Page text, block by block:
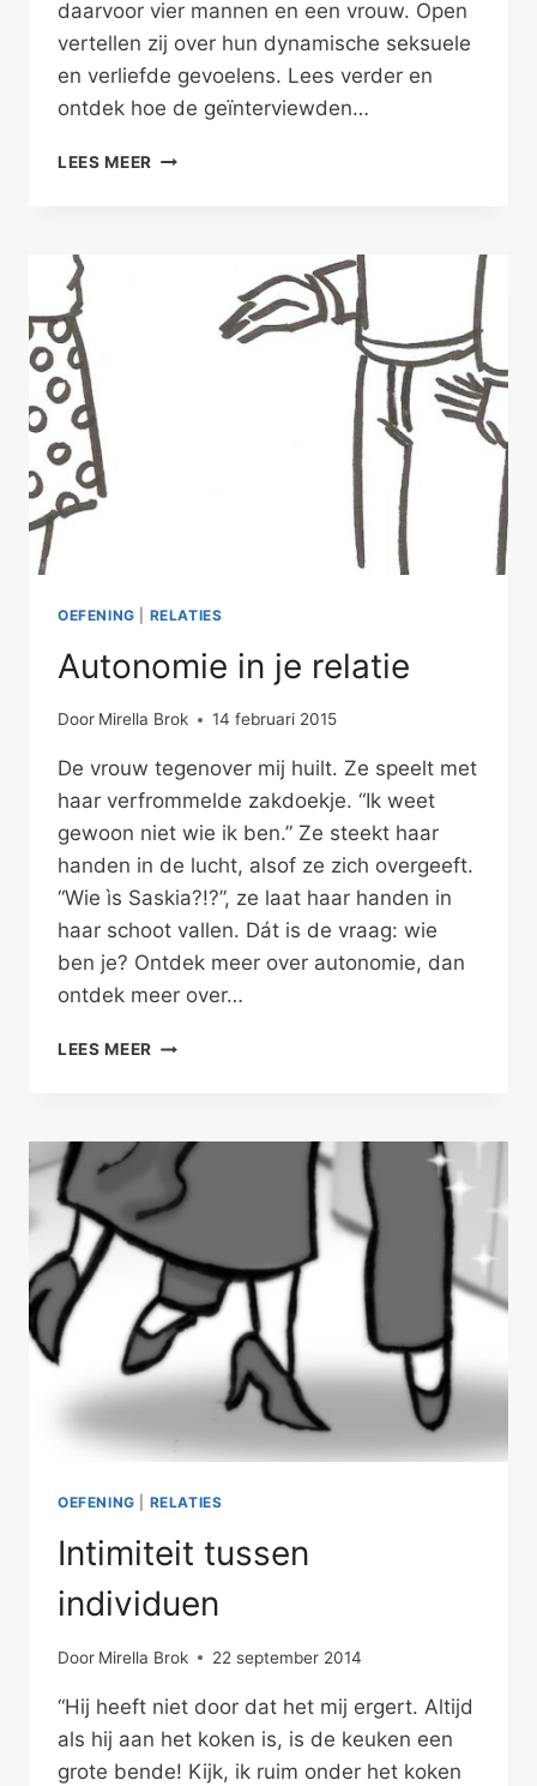
daarvoor vier mannen en een vrouw. Open
vertellen zij over hun dynamische seksuele
en verliefde gevoelens. Lees verder en
ontdek hoe de geïnterviewden…
LEES MEER PLATONISCHE
OEFENING RELATIES
Autonomie in je relatie
Door Mirella Brok 14 februari 2015
De vrouw tegenover mij huilt. Ze speelt met
haar verfrommelde zakdoekje. “Ik weet
gewoon niet wie ik ben.” Ze steekt haar
handen in de lucht, alsof ze zich overgeeft.
“Wie ìs Saskia?!?”, ze laat haar handen in
haar schoot vallen. Dát is de vraag: wie
ben je? Ontdek meer over autonomie, dan
ontdek meer over…
LEES MEER AUTONOMIE
OEFENING RELATIES
Intimiteit tussen
individuen
Door Mirella Brok 22 september 2014
“Hij heeft niet door dat het mij ergert. Altijd
als hij aan het koken is, is de keuken een
grote bende! Kijk, ik ruim onder het koken